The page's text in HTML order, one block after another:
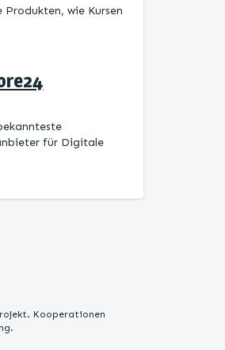
Produkten, wie Kursen
für Digitale
Kooperationen